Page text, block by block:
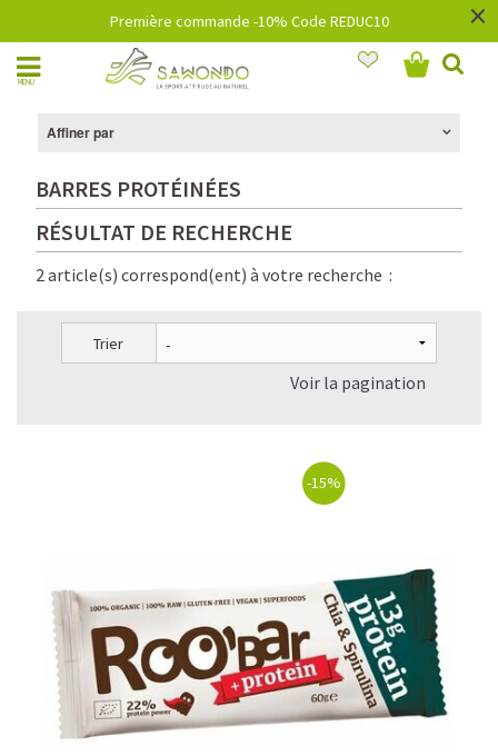
Première commande -10% Code REDUC10 ×
MENU
Affiner par
BARRES PROTÉINÉES
RÉSULTAT DE RECHERCHE
2 article(s) correspond(ent) à votre recherche :
Trier
Voir la pagination
-15%